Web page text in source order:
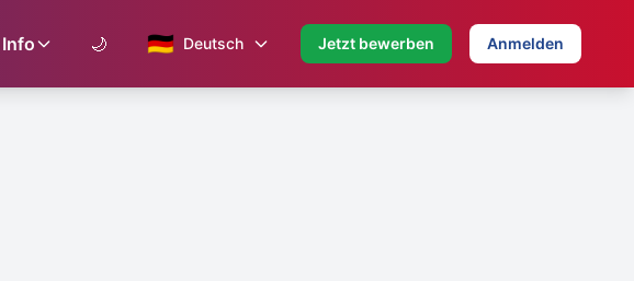
Info 🌙 🇩🇪 Deutsch Jetzt bewerben Anmelden